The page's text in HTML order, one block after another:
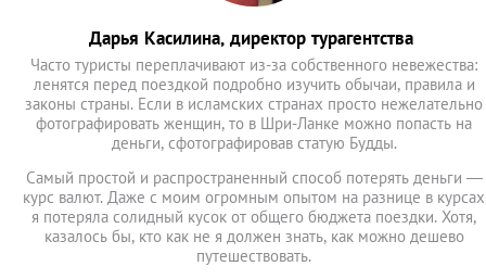
Дарья Касилина, директор турагентства
Часто туристы переплачивают из-за собственного невежества:
ленятся перед поездкой подробно изучить обычаи, правила и
законы страны. Если в исламских странах просто нежелательно
фотографировать женщин, то в Шри-Ланке можно попасть на
деньги, сфотографировав статую Будды.
Самый простой и распространенный способ потерять деньги —
курс валют. Даже с моим огромным опытом на разнице в курсах
я потеряла солидный кусок от общего бюджета поездки. Хотя,
казалось бы, кто как не я должен знать, как можно дешево
путешествовать.